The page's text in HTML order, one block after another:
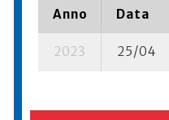
Anno Data
2023 25/04